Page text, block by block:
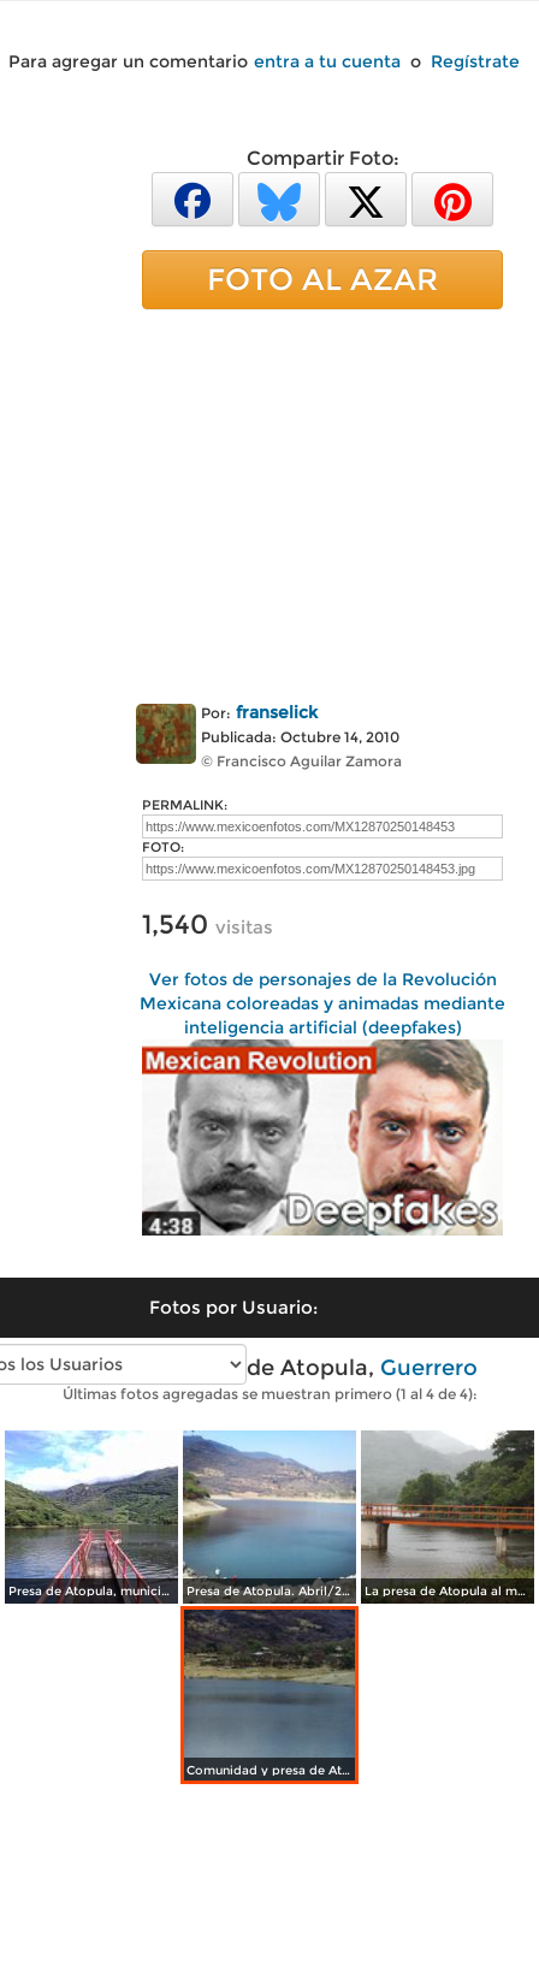
Para agregar un comentario entra a tu cuenta o Regístrate
Compartir Foto:
FOTO AL AZAR
Por: franselick
Publicada: Octubre 14, 2010
© Francisco Aguilar Zamora
PERMALINK:
FOTO:
1,540 visitas
Ver fotos de personajes de la Revolución
Mexicana coloreadas y animadas mediante
inteligencia artificial (deepfakes)
Fotos por Usuario:
Fotos modernas de Atopula, Guerrero
Últimas fotos agregadas se muestran primero (1 al 4 de 4):
Presa de Atopula, municipio de Huitzuco de los Figueroa, Guerrero. Septiembre/2018 Presa de Atopula. Abril/2017 La presa de Atopula al máximo de su capacidad. Septiembre/2013
Comunidad y presa de Atopula, Guerrero